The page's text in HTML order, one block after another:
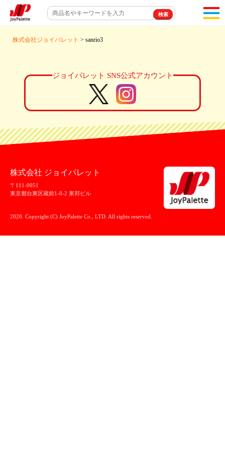
株式会社ジョイパレット > sanrio3
ジョイパレット SNS公式アカウント
株式会社 ジョイパレット
〒111-0051
東京都台東区蔵前1-8-2 東邦ビル
2020. Copyright (C) JoyPalette Co., LTD. All rights reserved.